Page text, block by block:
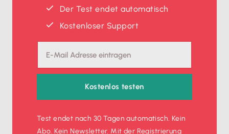
Der Test endet automatisch
Kostenloser Support
Kostenlos testen
Test endet nach 30 Tagen automatisch. Kein
Abo. Kein Newsletter. Mit der Registrierung